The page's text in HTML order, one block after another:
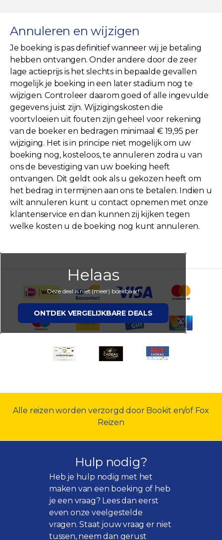
Annuleren en wijzigen
Je boeking is pas definitief wanneer wij je betaling
hebben ontvangen. Onder andere door de zeer
lage actieprijs is het slechts in bepaalde gevallen
mogelijk je boeking in een later stadium nog te
wijzigen. Controleer daarom goed of alle ingevulde
gegevens juist zijn. Wijzigingskosten die
voortvloeien uit fouten zijn geheel voor rekening
van de boeker en bedragen minimaal € 19,95 per
wijziging. Het is in principe niet mogelijk om uw
boeking nog, kosteloos, te annuleren zodra u van
ons de bevestiging van uw boeking heeft
ontvangen. Dit geldt ook als u gekozen heeft om
het bedrag in termijnen aan ons te betalen. Indien u
wilt annuleren kunt u contact opnemen met onze
klantenservice en dan kunnen zij kijken tegen
welke kosten u de boeking nog kunt annuleren.
Helaas
Deze deal is niet (meer) boekbaar!
ONTDEK VERGELIJKBARE DEALS
Alle reizen worden verzorgd door Bookit en/of Fox
Reizen
Hulp nodig?
Heb je hulp nodig met het
maken van een boeking of heb
je een vraag? Lees dan eerst
even onzeveelgestelde
vragen. Staat jouw vraag er niet
tussen, neem dan gerust